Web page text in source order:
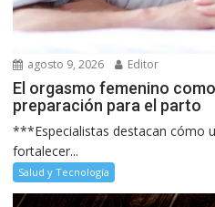
agosto 9, 2026 Editor
El orgasmo femenino
preparación para el parto
***Especialistas destacan cómo
fortalecer...
Salud y Tecnología